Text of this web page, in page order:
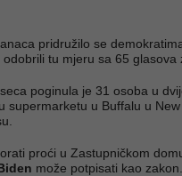
pridružilo se
tu mjeru sa 65 glasova
poginula je 31 osoba u
supermarketu u Buffalu u
proći u Zastupničkom
može potpisati kao zakon.